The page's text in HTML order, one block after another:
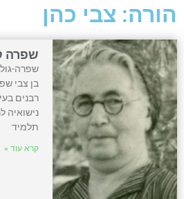
הורה: צבי כהן
שפרה
שפרה-
בן צבי
רבנים
נישואיה
תלמיד
קרא עוד »